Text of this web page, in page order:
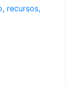
recursos,